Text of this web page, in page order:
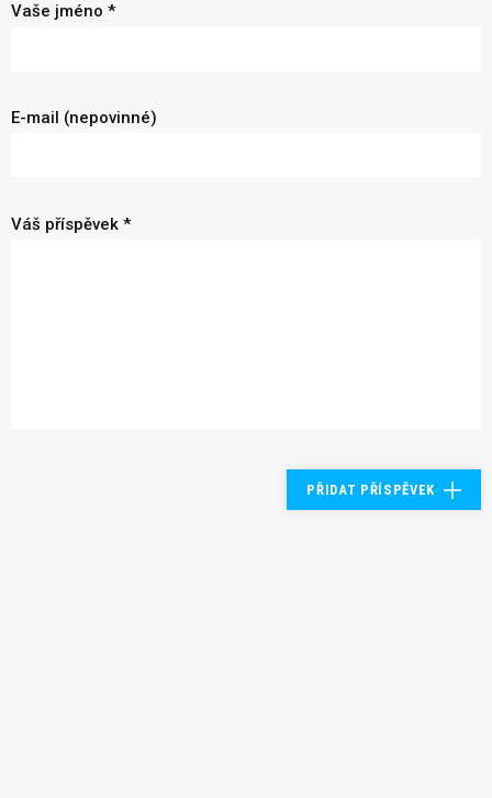
Vaše jméno *
E-mail (nepovinné)
Váš příspěvek *
PŘIDAT PŘÍSPĚVEK